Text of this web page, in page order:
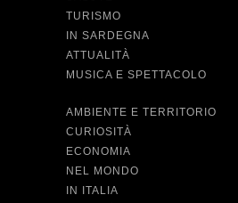
TURISMO
IN SARDEGNA
ATTUALITÀ
MUSICA E SPETTACOLO
AMBIENTE E TERRITORIO
CURIOSITÀ
ECONOMIA
NEL MONDO
IN ITALIA